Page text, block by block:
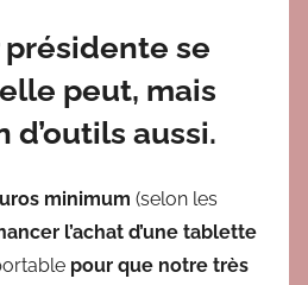
se
peut, mais
d’outils aussi.
minimum (selon les
l’achat d’une tablette
pour que notre très